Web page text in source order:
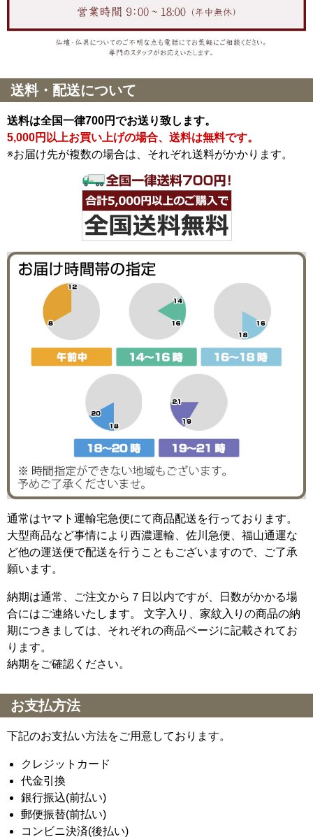
送料・配送について
送料は全国一律700円でお送り致します。
5,000円以上お買い上げの場合、送料は無料です。
※お届け先が複数の場合は、それぞれ送料がかかります。
通常はヤマト運輸宅急便にて商品配送を行っております。
大型商品など事情により西濃運輸、佐川急便、福山通運な
ど他の運送便で配送を行うこともございますので、ご了承
願います。
納期は通常、ご注文から７日以内ですが、日数がかかる場
合にはご連絡いたします。 文字入り、家紋入りの商品の納
期につきましては、それぞれの商品ページに記載されてお
ります。
納期をご確認ください。
お支払方法
下記のお支払い方法をご用意しております。
クレジットカード
代金引換
銀行振込(前払い)
郵便振替(前払い)
コンビニ決済(後払い)